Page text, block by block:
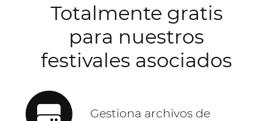
Totalmente gratis
para nuestros
festivales asociados
Gestiona archivos de